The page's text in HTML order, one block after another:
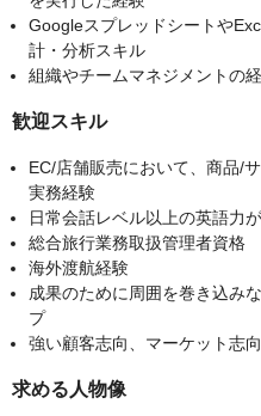
Googleスプレッドシートや
計・分析スキル
組織やチームマネジメントの
歓迎スキル
EC/店舗販売において、商品/
実務経験
日常会話レベル以上の英語力
総合旅行業務取扱管理者資格
海外渡航経験
成果のために周囲を巻き込み
プ
強い顧客志向、マーケット志
求める人物像